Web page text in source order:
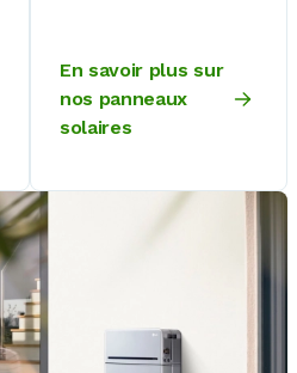
En savoir plus sur
nos panneaux
solaires